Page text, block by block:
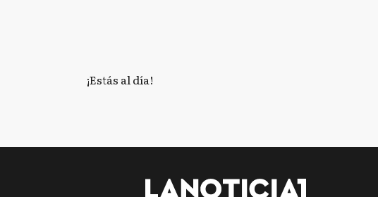
¡Estás al día!